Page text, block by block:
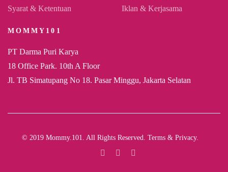
Syarat & Ketentuan
Iklan & Kerjasama
MOMMY101
PT Darma Puri Karya
18 Office Park. 10th A Floor
Jl. TB Simatupang No 18. Pasar Minggu, Jakarta Selatan
© 2019 Mommy.101. All Rights Reserved. Terms & Privacy.